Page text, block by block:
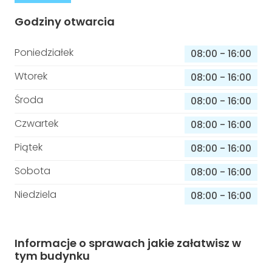
Godziny otwarcia
Poniedziałek 08:00 - 16:00
Wtorek
08:00 - 16:00
Środa
08:00 - 16:00
Czwartek
08:00 - 16:00
Piątek
08:00 - 16:00
Sobota
08:00 - 16:00
Niedziela
08:00 - 16:00
Informacje o sprawach jakie załatwisz w
tym budynku